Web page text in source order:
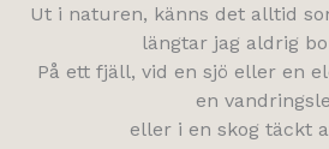
Ut i naturen, känns det alltid
längtar jag aldrig
På ett fjäll, vid en sjö eller en
en
eller i en skog täckt